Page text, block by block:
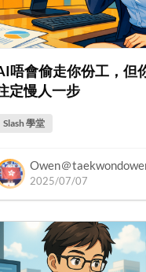
唔會偷走你份工，但
定慢人一步
Slash 學堂
Owen＠
2025/07/07